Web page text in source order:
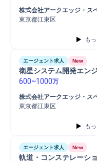
株式会社アークエッジ・ス
東京都江東区
も
エージェント求人 New
衛星システム開発エン
600~1000万
株式会社アークエッジ・ス
東京都江東区
も
エージェント求人 New
軌道・コンステレーシ